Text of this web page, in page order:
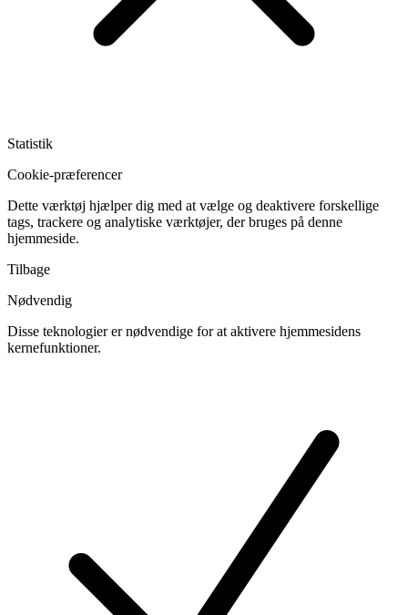
Statistik
Cookie-præferencer
Dette værktøj hjælper dig med at vælge og deaktivere forskellige
tags, trackere og analytiske værktøjer, der bruges på denne
hjemmeside.
Tilbage
Nødvendig
Disse teknologier er nødvendige for at aktivere hjemmesidens
kernefunktioner.